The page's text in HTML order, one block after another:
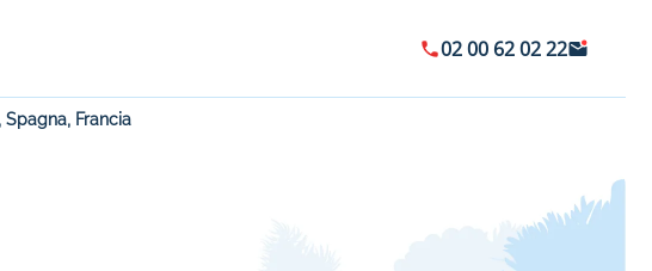
02 00 62 02 22
Spagna, Francia